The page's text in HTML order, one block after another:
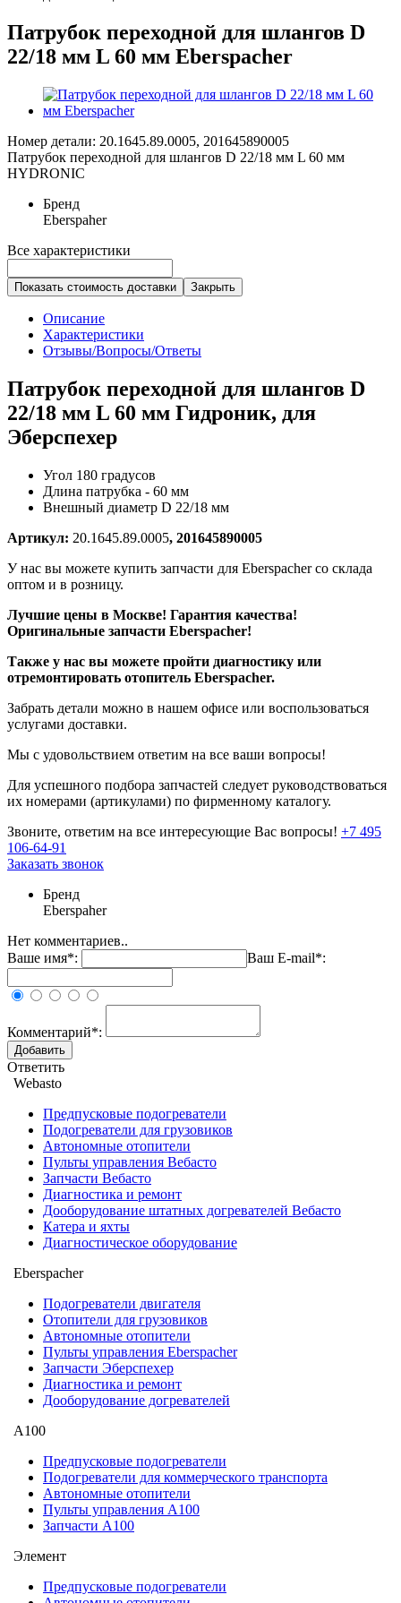
Патрубок переходной для шлангов D
22/18 мм L 60 мм Eberspacher
Номер детали: 20.1645.89.0005, 201645890005
Патрубок переходной для шлангов D 22/18 мм L 60 мм
HYDRONIC
Бренд
Eberspaher
Все характеристики
Показать стоимость доставки Закрыть
Описание
Характеристики
Отзывы/Вопросы/Ответы
Патрубок переходной для шлангов D
22/18 мм L 60 мм Гидроник, для
Эберспехер
Угол 180 градусов
Длина патрубка - 60 мм
Внешный диаметр D 22/18 мм
Артикул: 20.1645.89.0005, 201645890005
У нас вы можете купить запчасти для Eberspacher со склада
оптом и в розницу.
Лучшие цены в Москве! Гарантия качества!
Оригинальные запчасти Eberspacher!
Также у нас вы можете пройти диагностику или
отремонтировать отопитель Eberspacher.
Забрать детали можно в нашем офисе или воспользоваться
услугами доставки.
Мы с удовольствием ответим на все ваши вопросы!
Для успешного подбора запчастей следует руководствоваться
их номерами (артикулами) по фирменному каталогу.
Звоните, ответим на все интересующие Вас вопросы! +7 495
106-64-91
Заказать звонок
Бренд
Eberspaher
Нет комментариев..
Ваше имя*:
Ваш E-mail*:
Комментарий*:
Ответить
Webasto
Предпусковые подогреватели
Подогреватели для грузовиков
Автономные отопители
Пульты управления Вебасто
Запчасти Вебасто
Диагностика и ремонт
Дооборудование штатных догревателей Вебасто
Катера и яхты
Диагностическое оборудование
Eberspacher
Подогреватели двигателя
Отопители для грузовиков
Автономные отопители
Пульты управления Eberspacher
Запчасти Эберспехер
Диагностика и ремонт
Дооборудование догревателей
А100
Предпусковые подогреватели
Подогреватели для коммерческого транспорта
Автономные отопители
Пульты управления A100
Запчасти А100
Элемент
Предпусковые подогреватели